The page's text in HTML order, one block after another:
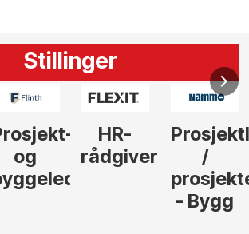
Stillinger
og
HR-
rådgiver
/
- Bygg